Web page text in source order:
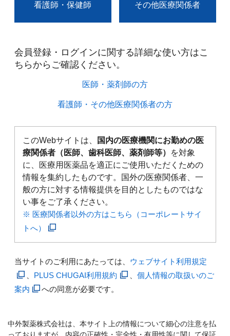
看護師・保健師 その他医療関係者
会員登録・ログインに関する詳細な使い方はこ
ちらからご確認ください。​
医師・薬剤師の方​
看護師・その他医療関係者の方​
このWebサイトは、
国内の医療機関にお勤めの医
療関係者（医師、歯科医師、薬剤師等）
を対象
に、医療用医薬品を適正にご使用いただくための
情報を集約したものです。国外の医療関係者、一
般の方に対する情報提供を目的としたものではな
い事をご了承ください。
※ 医療関係者以外の方はこちら（コーポレートサイ
トへ）
当サイトのご利用にあたっては、 ウェブサイト利用規定
PLUS CHUGAI利用規約
個人情報の取扱いのご
案内
への同意が必要です。
中外製薬株式会社は、本サイト上の情報について細心の注意を払
っておりますが、内容の正確性・完全性・有用性等に関して保証